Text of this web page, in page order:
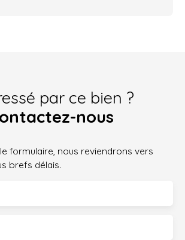
par ce bien ?
nous
formulaire, nous reviendrons vers
brefs délais.